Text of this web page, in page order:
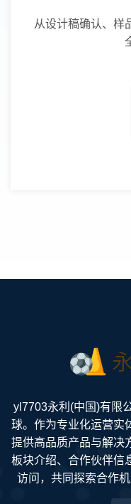
从设计稿确认、样
yl7703永利(中国)有限
球。作为专业化运营实
提供高品质产品与解决
板块介绍、合作伙伴信
访问，共同探索合作